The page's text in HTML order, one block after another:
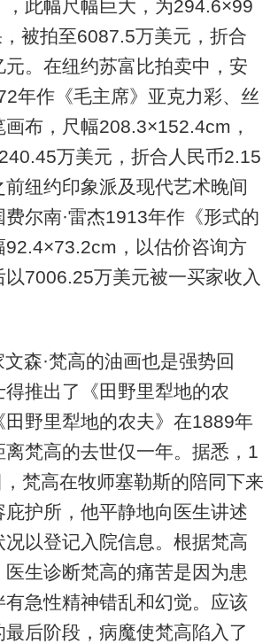
，此幅尺幅巨大，为294.6×99
被拍至6087.5万美元，折合
元。在纽约苏富比拍卖中，安
年作《毛主席》亚克力彩、丝
画布，尺幅208.3×152.4cm，
万美元，折合人民币2.15
纽约印象派及现代艺术晚间
尔南·雷杰1913年作《形式的
92.4×73.2cm，以估价咨询方
7006.25万美元被一买家收入
森·梵高的油画也是强势回
得推出了《田野里犁地的农
田野里犁地的农夫》在1889年
离梵高的去世仅一年。据悉，1
梵高在牧师塞勒斯的陪同下来
护所，他平静地向医生讲述
况以登记入院信息。根据梵高
医生诊断梵高的痛苦是因为患
有急性精神错乱和幻觉。应该
后阶段，病魔使梵高陷入了